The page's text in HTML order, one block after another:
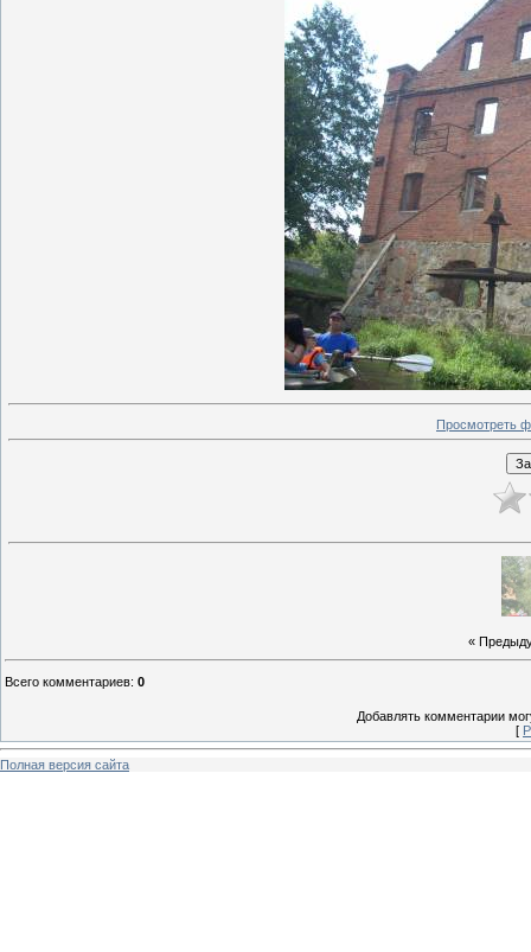
Просмотреть
«
Всего комментариев: 0
Добавлять комментарии
[
Полная версия сайта